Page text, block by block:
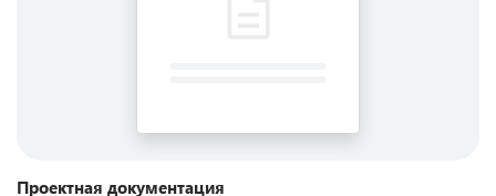
Проектная документация